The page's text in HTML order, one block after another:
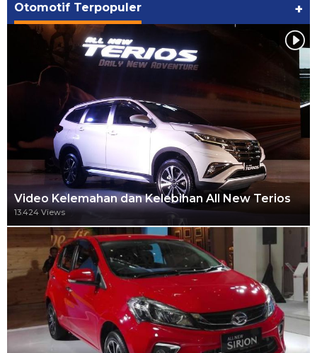
Otomotif Terpopuler +
Video Kelemahan dan Kelebihan All New Terios
13.424 Views